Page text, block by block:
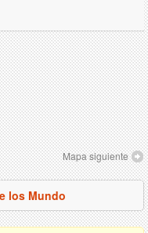
Mapa siguiente
los Mundo